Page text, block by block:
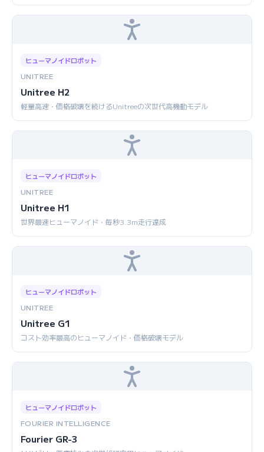
ヒューマノイドロボット
UNITREE
Unitree H2
軽量高速・価格破壊を続けるUnitreeの次世代高機動モデル
ヒューマノイドロボット
UNITREE
Unitree H1
世界最速ヒューマノイド・毎秒3.3m走行達成
ヒューマノイドロボット
UNITREE
Unitree G1
コスト効率最高のヒューマノイド・価格破壊モデル
ヒューマノイドロボット
FOURIER INTELLIGENCE
Fourier GR-3